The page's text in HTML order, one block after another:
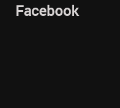
Facebook